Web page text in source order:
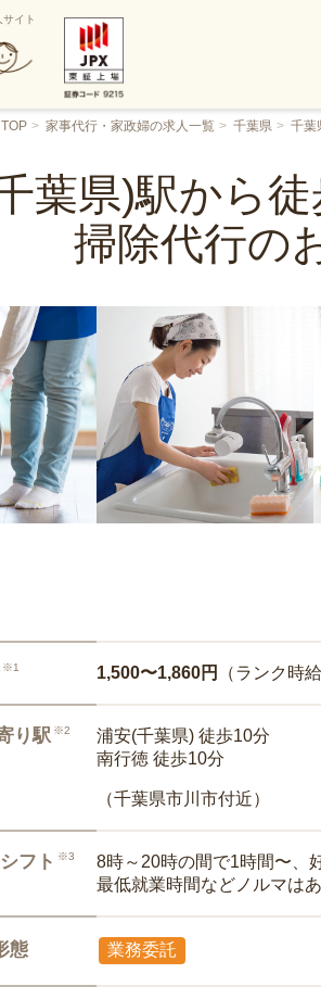
イト
家事代行・家政婦の求人一覧 千葉県 千葉
葉県)駅から
掃除代行の
※1 1,500〜1,860円 （ランク時
り駅 ※2
浦安(千葉県) 徒歩10分
南行徳 徒歩10分
（千葉県市川市付近）
フト ※3
8時～20時の間で1時間〜、
最低就業時間などノルマはあ
態 業務委託